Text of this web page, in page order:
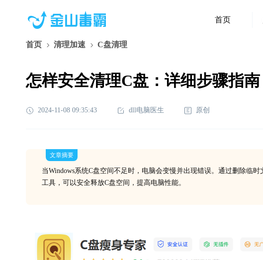
首页
首页 清理加速 C盘清理
怎样安全清理C盘：详细步骤指南
2024-11-08 09:35:43 dll电脑医生 原创
文章摘要
当Windows系统C盘空间不足时，电脑会变慢并出现错误。通过删除临
工具，可以安全释放C盘空间，提高电脑性能。